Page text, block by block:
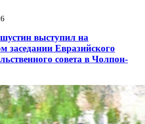
выступил на
заседании Евразийского
совета в Чолпон-